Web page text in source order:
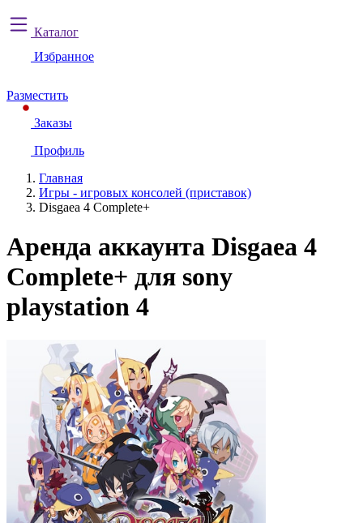
Каталог
Избранное
Разместить
Заказы
Профиль
Главная
Игры - игровых консолей (приставок)
Disgaea 4 Complete+
Аренда аккаунта Disgaea 4
Complete+ для sony
playstation 4